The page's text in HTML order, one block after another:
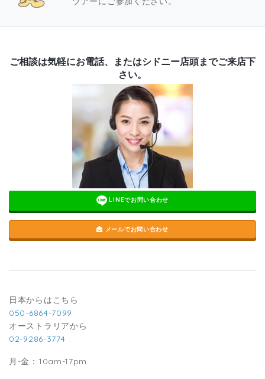
ご相談は気軽にお電話、またはシドニー店頭までご来店下
さい。
LINEでお問い合わせ
メールでお問い合わせ
日本からはこちら
050-6864-7099
オーストラリアから
02-9286-3774
月-金：10am-17pm